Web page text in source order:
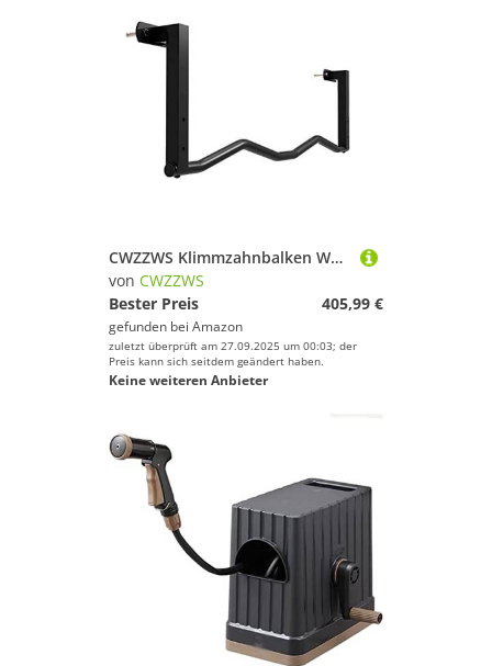
CWZZWS Klimmzahnbalken Wandmontierte Kinn-Up-Stange, Horizontalstangen und Parallelstangen mit Kreuzstrahlgang, geeignet für die Stützstange des Oberkörper-Krafttrainings, 119 cm, Laden 200 kg
von CWZZWS
Bester Preis
405,99 €
gefunden bei Amazon
zuletzt überprüft am 27.09.2025 um 00:03; der
Preis kann sich seitdem geändert haben.
Keine weiteren Anbieter